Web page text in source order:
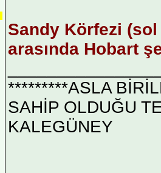
Sandy Körfezi
arasında Hobart
*********ASLA
SAHİP OLDUĞU
KALEGÜNEY